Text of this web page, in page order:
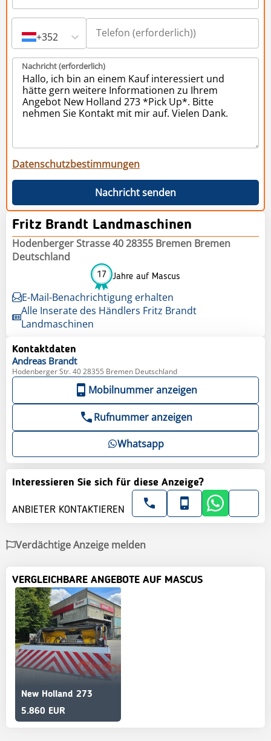
+352
Nachricht (erforderlich)
Datenschutzbestimmungen
Nachricht senden
Fritz Brandt Landmaschinen
Hodenberger Strasse 40 28355 Bremen Bremen
Deutschland
17 Jahre auf Mascus
E-Mail-Benachrichtigung erhalten
Alle Inserate des Händlers Fritz Brandt
Landmaschinen
Kontaktdaten
Andreas Brandt
Hodenberger Str. 40 28355 Bremen Deutschland
Mobilnummer anzeigen
Rufnummer anzeigen
Whatsapp
Interessieren Sie sich für diese Anzeige?
ANBIETER KONTAKTIEREN
Verdächtige Anzeige melden
VERGLEICHBARE ANGEBOTE AUF MASCUS
New Holland 273
5.860 EUR